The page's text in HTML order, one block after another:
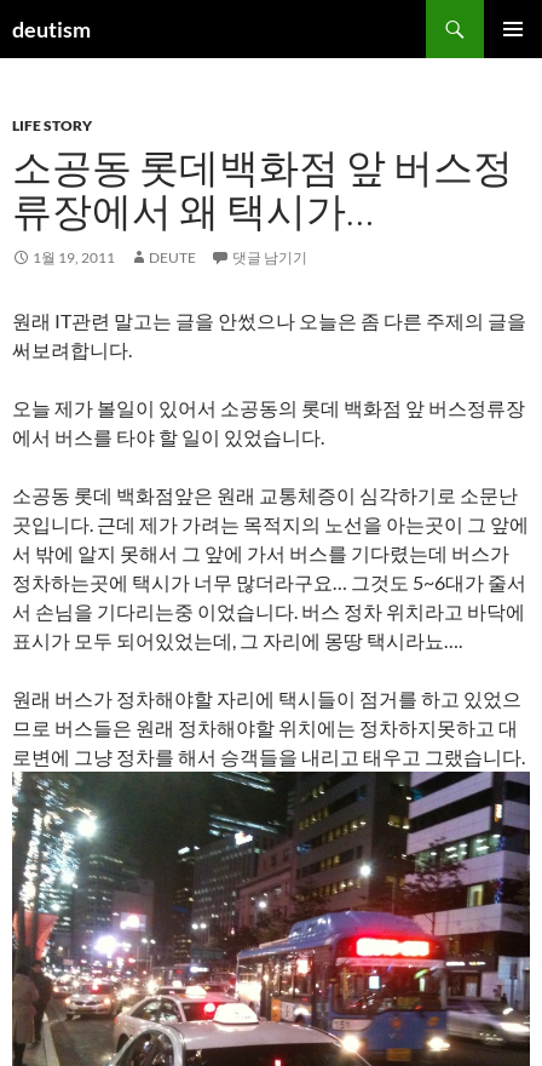
텐
건
뛰
기
deutism
색
LIFE STORY
소공동 롯데백화점 앞 버스정
류장에서 왜 택시가…
1월 19, 2011 DEUTE 댓글 남기기
원래 IT관련 말고는 글을 안썼으나 오늘은 좀 다른 주제의 글을
써보려합니다.
오늘 제가 볼일이 있어서 소공동의 롯데 백화점 앞 버스정류장
에서 버스를 타야 할 일이 있었습니다.
소공동 롯데 백화점앞은 원래 교통체증이 심각하기로 소문난
곳입니다. 근데 제가 가려는 목적지의 노선을 아는곳이 그 앞에
서 밖에 알지 못해서 그 앞에 가서 버스를 기다렸는데 버스가
정차하는곳에 택시가 너무 많더라구요… 그것도 5~6대가 줄서
서 손님을 기다리는중 이었습니다. 버스 정차 위치라고 바닥에
표시가 모두 되어있었는데, 그 자리에 몽땅 택시라뇨….
원래 버스가 정차해야할 자리에 택시들이 점거를 하고 있었으
므로 버스들은 원래 정차해야할 위치에는 정차하지못하고 대
로변에 그냥 정차를 해서 승객들을 내리고 태우고 그랬습니다.